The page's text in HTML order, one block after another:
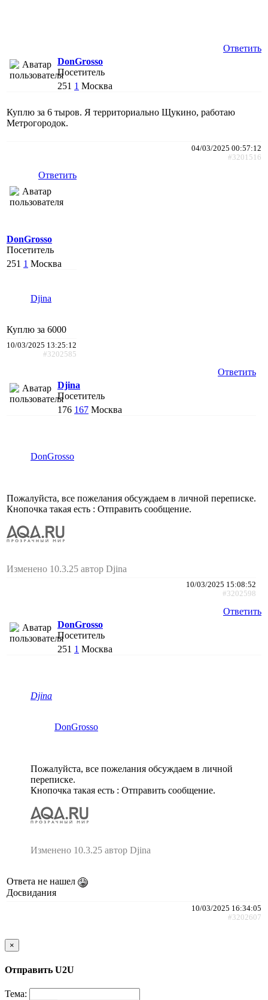
Ответить
DonGrosso
Посетитель
251 1 Москва
Куплю за 6 тыров. Я территориально Щукино, работаю
Метрогородок.
04/03/2025 00:57:12
#3201516
Ответить
DonGrosso
Посетитель
251 1 Москва
Djina
Куплю за 6000
10/03/2025 13:25:12
#3202585
Ответить
Djina
Посетитель
176 167 Москва
DonGrosso
Пожалуйста, все пожелания обсуждаем в личной переписке.
Кнопочка такая есть : Отправить сообщение.
Изменено 10.3.25 автор Djina
10/03/2025 15:08:52
#3202598
Ответить
DonGrosso
Посетитель
251 1 Москва
Djina
DonGrosso
Пожалуйста, все пожелания обсуждаем в личной
переписке.
Кнопочка такая есть : Отправить сообщение.
Изменено 10.3.25 автор Djina
Ответа не нашел
Досвидания
10/03/2025 16:34:05
#3202607
×
Отправить U2U
Тема: